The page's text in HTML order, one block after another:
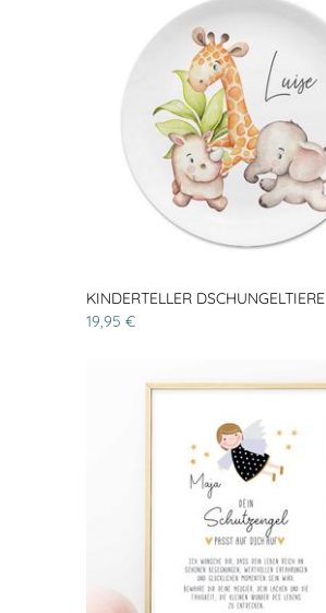
KINDERTELLER DSCHUNGELTIERE
19,95 €